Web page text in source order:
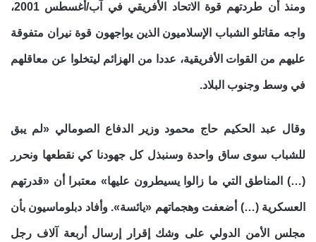
ومنذ أن طردتهم قوة الاتحاد الأفريقي في آب/أغسطس 2001،
واجه مقاتلو الشباب الإسلاميون الذين يواجهون قوة نيران متفوقة
عليهم من القوات الأفريقية، عددا من الهزائم ليتخلوا عن معاقلهم
في وسط وجنوب البلاد.
وقال عبد الحكيم حاج محمود وزير الدفاع الصومالي «لم يبق
للشباب سوى ساق واحدة وسنبذل كل جهودنا كي نقطعها ونحرر
(…) المناطق التي ما زالوا يسيطرون عليها» معتبرا أن «قدرتهم
العسكرية (…) أضعفت وهجماتهم «يائسة». وأفاد دبلوماسيون بأن
مجلس الأمن الدولي على وشك إقرار إرسال أربعة آلاف رجل